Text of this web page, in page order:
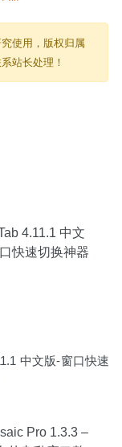
使用，版权归属
站长处理！
中文版-窗口快速